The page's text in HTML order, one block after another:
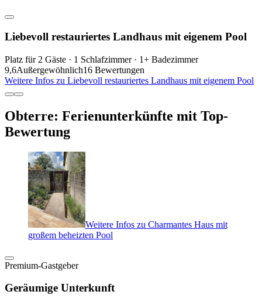
Liebevoll restauriertes Landhaus mit eigenem Pool
Platz für 2 Gäste · 1 Schlafzimmer · 1+ Badezimmer
9,6Außergewöhnlich16 Bewertungen
Weitere Infos zu Liebevoll restauriertes Landhaus mit eigenem Pool
Obterre: Ferienunterkünfte mit Top-
Bewertung
Weitere Infos zu Charmantes Haus mit
großem beheizten Pool
Premium-Gastgeber
Geräumige Unterkunft